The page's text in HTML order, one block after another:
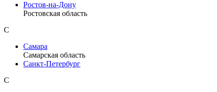
Ростов-на-Дону
Ростовская область
С
Самара
Самарская область
Санкт-Петербург
С